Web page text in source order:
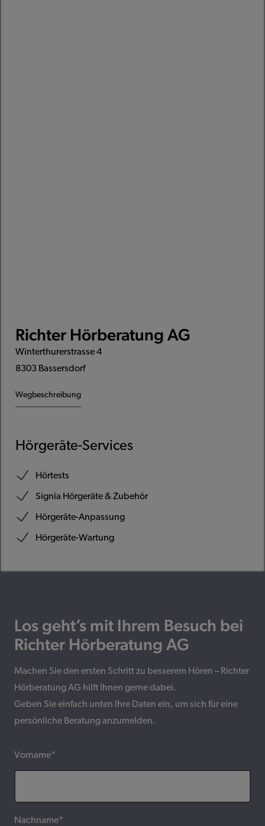
Richter Hörberatung AG
Winterthurerstrasse 4
8303 Bassersdorf
Wegbeschreibung
Hörgeräte-Services
Hörtests
Signia Hörgeräte & Zubehör
Hörgeräte-Anpassung
Hörgeräte-Wartung
Los geht’s mit Ihrem Besuch bei
Richter Hörberatung AG
Machen Sie den ersten Schritt zu besserem Hören – Richter
Hörberatung AG hilft Ihnen gerne dabei.
Geben Sie einfach unten Ihre Daten ein, um sich für eine
persönliche Beratung anzumelden.
Vorname*
Nachname*